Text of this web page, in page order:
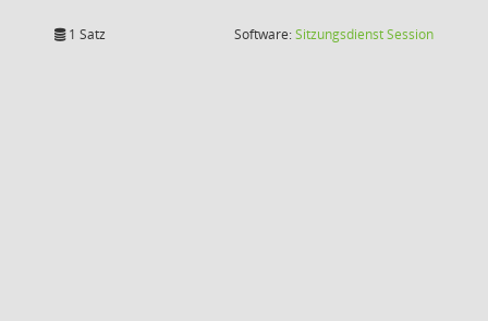
1 Satz Software:SitzungsdienstSession(Wird in